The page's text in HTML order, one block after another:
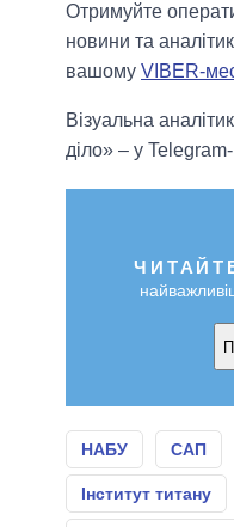
Отримуйте
новини та
вашому VIBER-
Візуальна
діло» – у Telegram-
НАБУ САП
Інститут титану